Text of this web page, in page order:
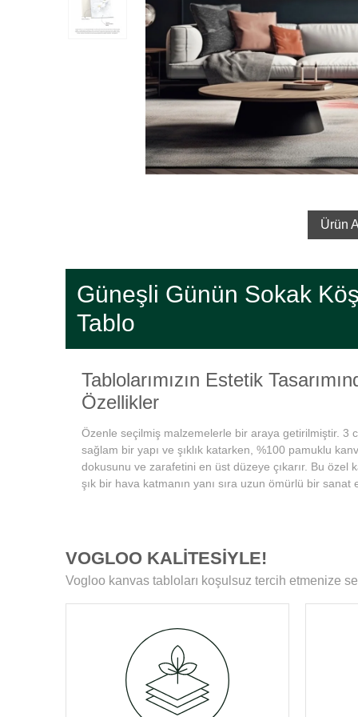
Ürün
Güneşli Günün Sokak
Tablo
Tablolarımızın Estetik
Özellikler
Özenle seçilmiş malzemelerle bir araya getirilmiştir. 3
sağlam bir yapı ve şıklık katarken, %100 pamuklu
dokusunu ve zarafetini en üst düzeye çıkarır. Bu özel
şık bir hava katmanın yanı sıra uzun ömürlü bir sanat
Tablolarımızın zamanla deformasyon, bükülme veya
karşılaşmamasını sağlar. Her bir tablomuz, sağlam
boyunca ilk günkü formunu korur.
Modern teknolojiye sahip özel makineler kullanılarak
ömür boyu solmama garantisi sunar. Ayrıca, baskı
koruyucu ile tablolar, canlılıklarını her zaman korur ve
Kenar Baskısıyla Tablolarımızın
VOGLOO KALİTESİYLE!
Vogloo kanvas tabloları koşulsuz tercih etmenize